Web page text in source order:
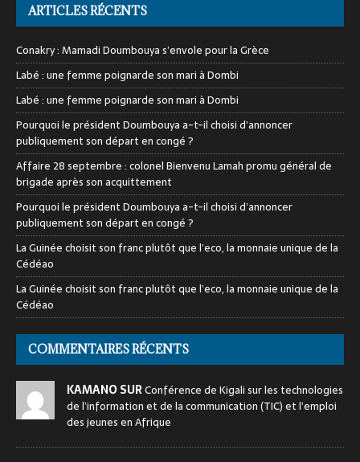
ARTICLES RÉCENTS
Conakry : Mamadi Doumbouya s’envole pour la Grèce
Labé : une femme poignarde son mari à Dombi
Labé : une femme poignarde son mari à Dombi
Pourquoi le président Doumbouya a-t-il choisi d’annoncer
publiquement son départ en congé ?
Affaire 28 septembre : colonel Bienvenu Lamah promu général de
brigade après son acquittement
Pourquoi le président Doumbouya a-t-il choisi d’annoncer
publiquement son départ en congé ?
La Guinée choisit son franc plutôt que l’eco, la monnaie unique de la
Cédéao
La Guinée choisit son franc plutôt que l’eco, la monnaie unique de la
Cédéao
COMMENTAIRES RÉCENTS
KAMANO SURConférence de Kigali sur les technologies
de l’information et de la communication (TIC) et l’emploi
des jeunes en Afrique